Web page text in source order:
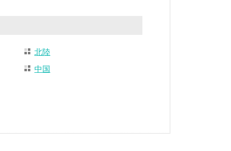
北陸
中国